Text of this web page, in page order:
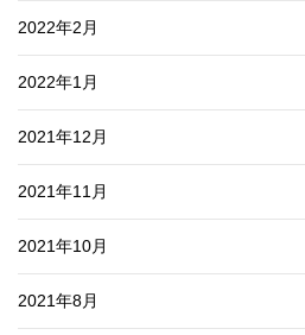
2022年2月
2022年1月
2021年12月
2021年11月
2021年10月
2021年8月